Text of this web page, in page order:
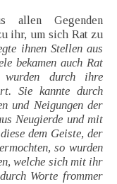
allen Gegenden
ihr, um sich Rat zu
ihnen Stellen aus
bekamen auch Rat
durch ihre
Sie kannte durch
und Neigungen der
Neugierde und mit
dem Geiste, der
so wurden
welche sich mit ihr
Worte frommer